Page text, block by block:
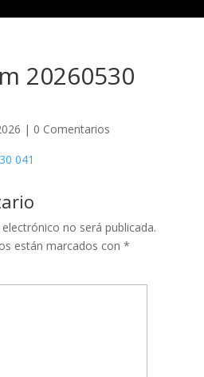
20260530
| 0 Comentarios
no será publicada.
están marcados con *